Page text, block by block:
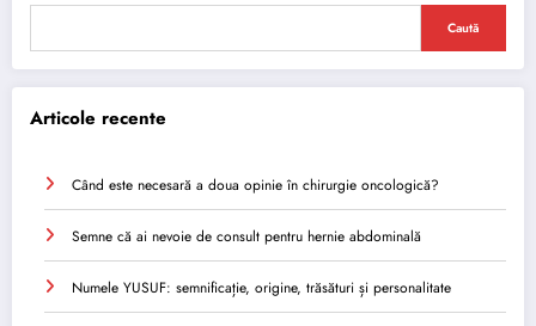
Caută
Articole recente
Când este necesară a doua opinie în chirurgie oncologică?
Semne că ai nevoie de consult pentru hernie abdominală
Numele YUSUF: semnificație, origine, trăsături și personalitate